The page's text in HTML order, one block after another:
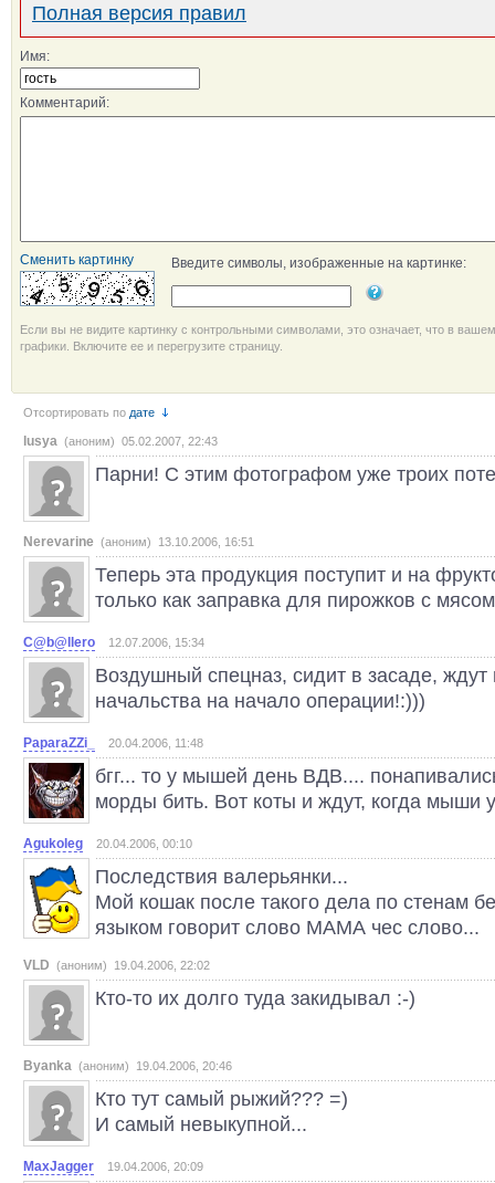
Полная версия правил
Имя:
Комментарий:
Сменить картинку Введите символы, изображенные на картинке:
Если вы не видите картинку с контрольными символами, это означает, что в
графики. Включите ее и перегрузите страницу.
Отсортировать по дате
lusya (аноним) 05.02.2007, 22:43
Парни! С этим фотографом уже троих
Nerevarine (аноним) 13.10.2006, 16:51
Теперь эта продукция поступит и на
только как заправка для пирожков с
C@b@llero 12.07.2006, 15:34
Воздушный спецназ, сидит в засаде, ждут
начальства на начало операции!:)))
PaparaZZi_ 20.04.2006, 11:48
бгг... то у мышей день ВДВ....
морды бить. Вот коты и ждут, когда мыши
Agukoleg 20.04.2006, 00:10
Последствия валерьянки...
Мой кошак после такого дела по стенам
языком говорит слово МАМА чес слово...
VLD (аноним) 19.04.2006, 22:02
Кто-то их долго туда закидывал :-)
Byanka (аноним) 19.04.2006, 20:46
Кто тут самый рыжий??? =)
И самый невыкупной...
MaxJagger 19.04.2006, 20:09